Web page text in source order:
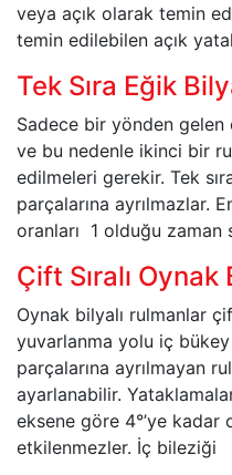
veya açık olarak temin
temin edilebilen açık
Tek Sıra Eğik
Sadece bir yönden gelen
ve bu nedenle ikinci bir
edilmeleri gerekir. Tek
parçalarına ayrılmazlar.
oranları 1 olduğu zaman
Çift Sıralı
Oynak bilyalı rulmanlar
yuvarlanma yolu iç
parçalarına ayrılmayan
ayarlanabilir.
eksene göre 4°’ye kadar
etkilenmezler. İç bileziği